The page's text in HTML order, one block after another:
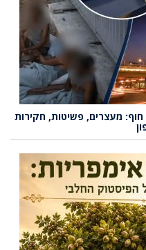
חוף: מעצרים, פשיטות, חקירות